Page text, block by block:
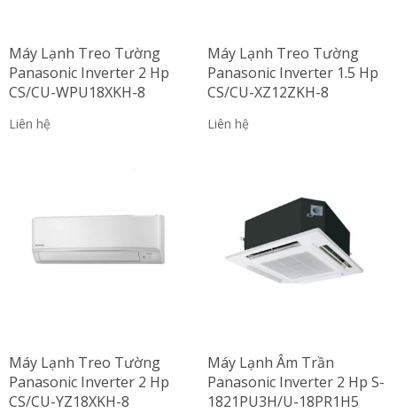
Máy Lạnh Treo Tường
Panasonic Inverter 2 Hp
CS/CU-WPU18XKH-8
Liên hệ
Máy Lạnh Treo Tường
Panasonic Inverter 1.5 Hp
CS/CU-XZ12ZKH-8
Liên hệ
Máy Lạnh Treo Tường
Panasonic Inverter 2 Hp
CS/CU-YZ18XKH-8
Máy Lạnh Âm Trần
Panasonic Inverter 2 Hp S-
1821PU3H/U-18PR1H5